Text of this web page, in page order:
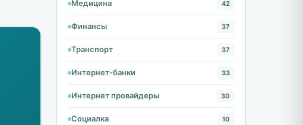
Медицина 42
Финансы 37
Транспорт 37
Интернет-банки 33
Интернет провайдеры 30
Социалка 10